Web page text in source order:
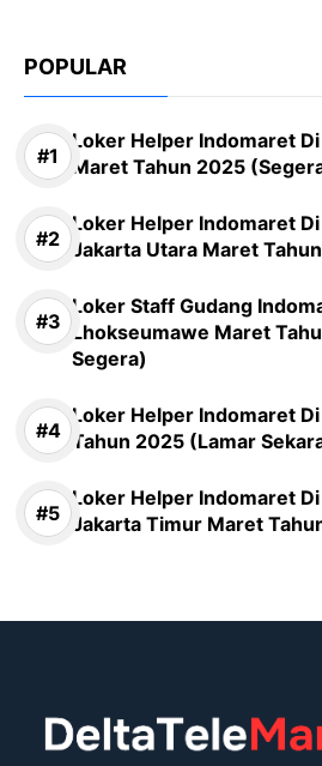
POPULAR
Loker Helper Indomaret
Maret Tahun 2025
Loker Helper Indomaret
Jakarta Utara Maret
Loker Staff Gudang
Lhokseumawe Maret
Segera)
Loker Helper Indomaret
Tahun 2025 (Lamar
Loker Helper Indomaret
Jakarta Timur Maret